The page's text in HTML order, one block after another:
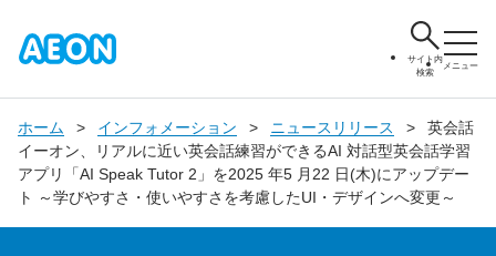
サイト内
検索
メニュー
ホーム インフォメーション ニュースリリース
英会話
イーオン、リアルに近い英会話練習ができるAI 対話型英会話学習
アプリ「AI Speak Tutor 2」を2025 年5 月22 日(木)にアップデー
ト ～学びやすさ・使いやすさを考慮したUI・デザインへ変更～